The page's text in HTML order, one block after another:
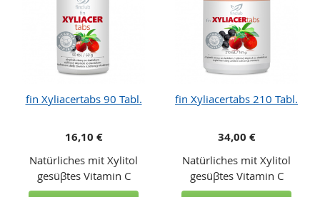
fin Xyliacertabs 90 Tabl.
16,10 €
Natürliches mit Xylitol
gesüβtes Vitamin C
fin Xyliacertabs 210 Tabl.
34,00 €
Natürliches mit Xylitol
gesüβtes Vitamin C